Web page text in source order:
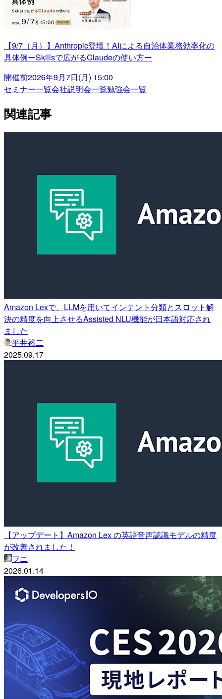
【9/7（月）】Anthropic登壇！AIによる自治体業務効率化の
具体例ーSkillsで広がるClaudeの使い方ー
開催前2026年9月7日(月) 15:00
セミナー一覧会社説明会一覧勉強会一覧
関連記事
Amazon Lexで、LLMを用いてインテント分類とスロット解
決の精度を向上させるAssisted NLU機能が日本語対応され
ました
平井裕二
2025.09.17
【アップデート】Amazon Lex の英語音声認識モデルの精度
が改善されました！
フニ
2026.01.14